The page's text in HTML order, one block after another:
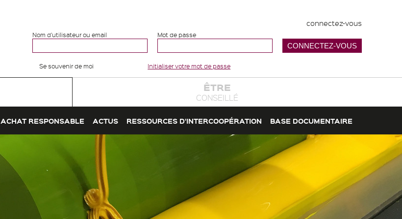
connectez-vous
Nom d'utilisateur ou email Mot de passe
Se souvenir de moi Initialiser votre mot de passe
ÊTRE
CONSEILLÉ
ACHAT RESPONSABLE ACTUS RESSOURCES D'INTERCOOPÉRATION BASE DOCUMENTAIRE